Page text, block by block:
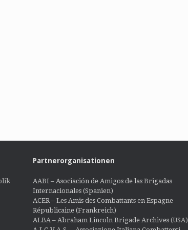
Partnerorganisationen
AABI – Asociación de Amigos de las Brigadas
Internacionales (Spanien)
ACER – Les Amis des Combattants en Espagne
Républicaine (Frankreich)
ALBA – Abraham Lincoln Brigade Archives(USA)